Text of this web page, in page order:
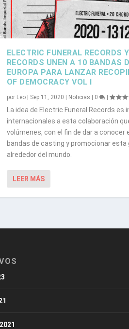
ELECTRIC FUNERAL RECORDS
RECORDS UNEN A 10 BANDAS
EUROPA PARA LANZAR
OF DEMOCRACY VOL I
por Leo| Sep 11, 2020 Noticias 0 |
La idea de Electric Funeral Records es
internacionales a esta colaboración
volúmenes, con el fin de dar a conocer
bandas de casting y promocionar esta
alrededor del mundo.
LEER MÁS